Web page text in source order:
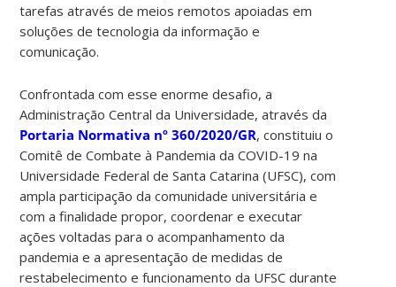
tarefas através de meios remotos apoiadas em
soluções de tecnologia da informação e
comunicação.
Confrontada com esse enorme desafio, a
Administração Central da Universidade, através da
Portaria Normativa nº 360/2020/GR, constituiu o
Comitê de Combate à Pandemia da COVID-19 na
Universidade Federal de Santa Catarina (UFSC), com
ampla participação da comunidade universitária e
com a finalidade propor, coordenar e executar
ações voltadas para o acompanhamento da
pandemia e a apresentação de medidas de
restabelecimento e funcionamento da UFSC durante